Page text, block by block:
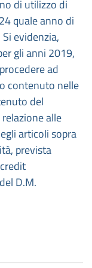
di utilizzo di
quale anno di
evidenzia,
gli anni 2019,
ad
contenuto nelle
del
alle
articoli sopra
prevista
D.M.